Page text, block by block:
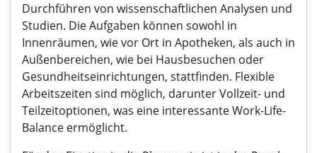
Durchführen von wissenschaftlichen Analysen und
Studien. Die Aufgaben können sowohl in
Innenräumen, wie vor Ort in Apotheken, als auch in
Außenbereichen, wie bei Hausbesuchen oder
Gesundheitseinrichtungen, stattfinden. Flexible
Arbeitszeiten sind möglich, darunter Vollzeit- und
Teilzeitoptionen, was eine interessante Work-Life-
Balance ermöglicht.